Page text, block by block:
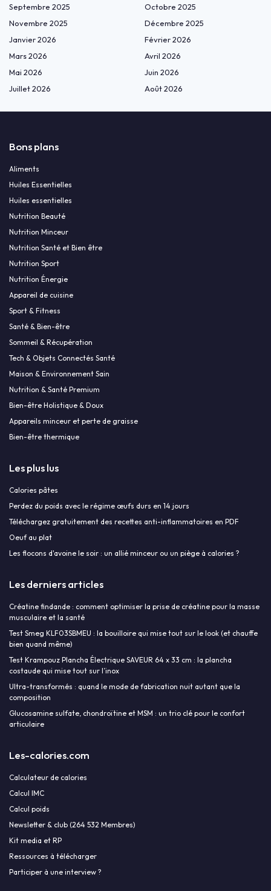
Septembre 2025
Octobre 2025
Novembre 2025
Décembre 2025
Janvier 2026
Février 2026
Mars 2026
Avril 2026
Mai 2026
Juin 2026
Juillet 2026
Août 2026
Bons plans
Aliments
Huiles Essentielles
Huiles essentielles
Nutrition Beauté
Nutrition Minceur
Nutrition Santé et Bien être
Nutrition Sport
Nutrition Énergie
Appareil de cuisine
Sport & Fitness
Santé & Bien-être
Sommeil & Récupération
Tech & Objets Connectés Santé
Maison & Environnement Sain
Nutrition & Santé Premium
Bien-être Holistique & Doux
Appareils minceur et perte de graisse
Bien-être thermique
Les plus lus
Calories pâtes
Perdez du poids avec le régime œufs durs en 14 jours
Téléchargez gratuitement des recettes anti-inflammatoires en PDF
Oeuf au plat
Les flocons d'avoine le soir : un allié minceur ou un piège à calories ?
Les derniers articles
Créatine findande : comment optimiser la prise de créatine pour la masse
musculaire et la santé
Test Smeg KLF03SBMEU : la bouilloire qui mise tout sur le look (et chauffe
bien quand même)
Test Krampouz Plancha Électrique SAVEUR 64 x 33 cm : la plancha
costaude qui mise tout sur l’inox
Ultra-transformés : quand le mode de fabrication nuit autant que la
composition
Glucosamine sulfate, chondroïtine et MSM : un trio clé pour le confort
articulaire
Les-calories.com
Calculateur de calories
Calcul IMC
Calcul poids
Newsletter & club (264 532 Membres)
Kit media et RP
Ressources à télécharger
Participer à une interview ?